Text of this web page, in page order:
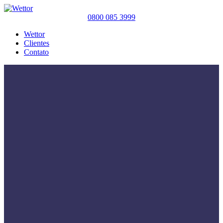
0800 085 3999
Wettor
Clientes
Contato